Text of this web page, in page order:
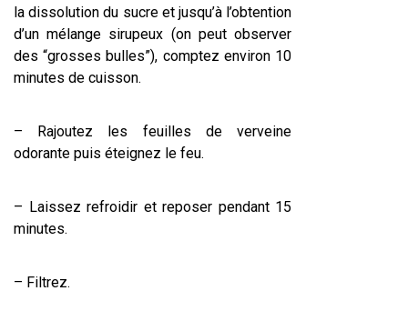
la dissolution du sucre et jusqu’à l’obtention
d’un mélange sirupeux (on peut observer
des “grosses bulles”), comptez environ 10
minutes de cuisson.
– Rajoutez les feuilles de verveine
odorante puis éteignez le feu.
– Laissez refroidir et reposer pendant 15
minutes.
– Filtrez.